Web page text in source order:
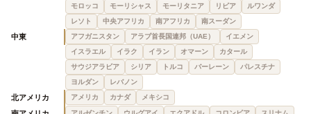
モロッコ
モーリシャス モーリタニア リビア
ルワンダ
レソト
中央アフリカ 南アフリカ 南スーダン
中東 アフガニスタン アラブ首長国連邦（UAE）
イエメン
イスラエル
イラク イラン オマーン
カタール
サウジアラビア
シリア トルコ バーレーン
パレスチナ
ヨルダン
レバノン
北アメリカ アメリカ カナダ メキシコ